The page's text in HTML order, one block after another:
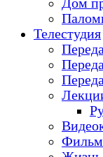
Дом
Телестудия